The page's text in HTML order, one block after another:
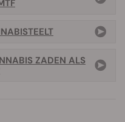
ZADEN ALS